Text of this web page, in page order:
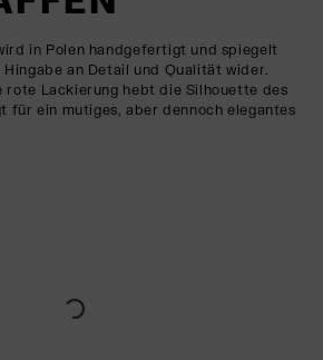
in Polen handgefertigt und spiegelt
an Detail und Qualität wider.
rote Lackierung hebt die Silhouette des
für ein mutiges, aber dennoch elegantes